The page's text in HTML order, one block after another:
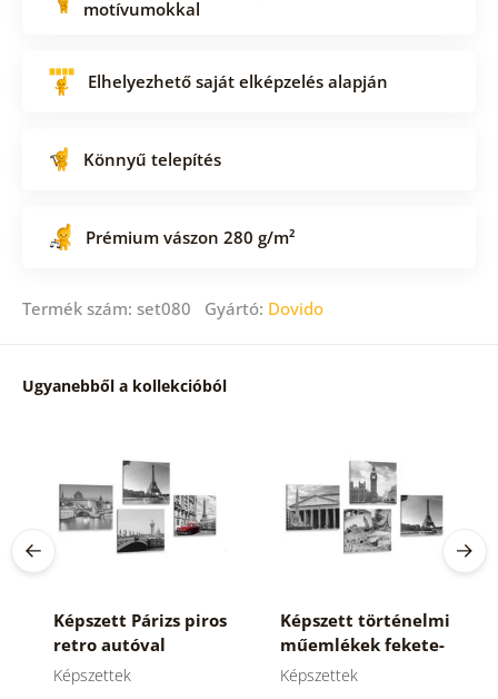
motívumokkal
Elhelyezhető saját elképzelés alapján
Könnyű telepítés
Prémium vászon 280 g/m²
Termék szám: set080 Gyártó: Dovido
Ugyanebből a kollekcióból
Képszett Párizs piros
retro autóval
Képszettek
Képszett történelmi
műemlékek fekete-
fehér változatban
Képszettek